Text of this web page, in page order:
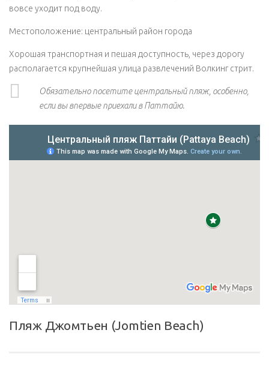
вовсе уходит под воду.
Местоположение: центральный район города
Хорошая транспортная и пешая доступность, через дорогу
располагается крупнейшая улица развлечений Волкинг стрит.
Обязательно посетите центральный пляж, особенно,
если вы впервые приехали в Паттайю.
Пляж Джомтьен (Jomtien Beach)